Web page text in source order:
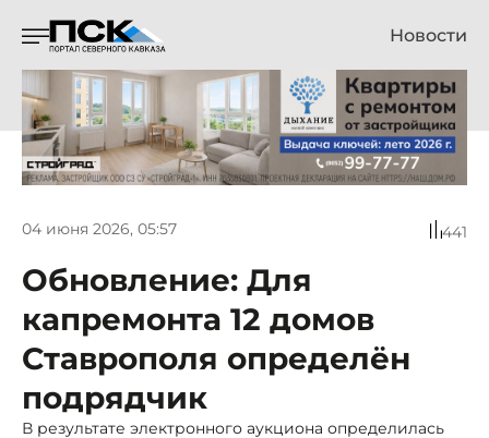
Новости
04 июня 2026, 05:57 441
Обновление: Для
капремонта 12 домов
Ставрополя определён
подрядчик
В результате электронного аукциона определилась